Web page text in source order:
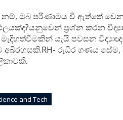
නම්, ඔබ පරිණාමය වී ඇත්තේ
ප්‍රශ්න කරන
යැයි පවසන
අබිරහසකි.RH- රුධිර ගණය
and Tech